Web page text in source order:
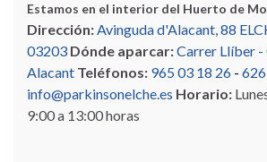
Estamos en el interior del Huerto de
Dirección:Avinguda d'Alacant, 88
03203 Dónde aparcar:Carrer Llíber -
Alacant Teléfonos: 965 03 18 26 -
info@parkinsonelche.es Horario:
9:00 a 13:00 horas